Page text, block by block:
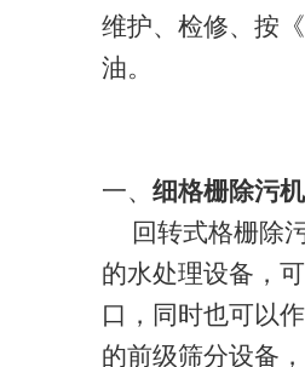
维护、检修、按
油。
一、 细格栅除污机
回转式格栅除
的水处理设备，
口，同时也可以
的前级筛分设备